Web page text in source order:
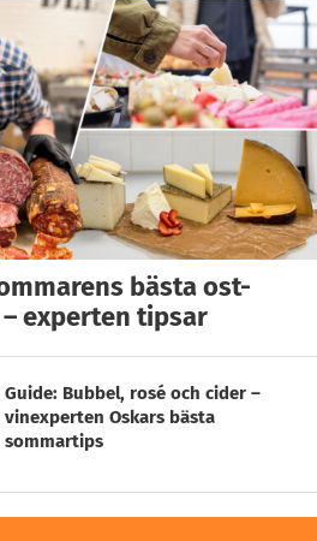
bästa ost-
experten tipsar
Guide: Bubbel, rosé och cider –
vinexperten Oskars bästa
sommartips